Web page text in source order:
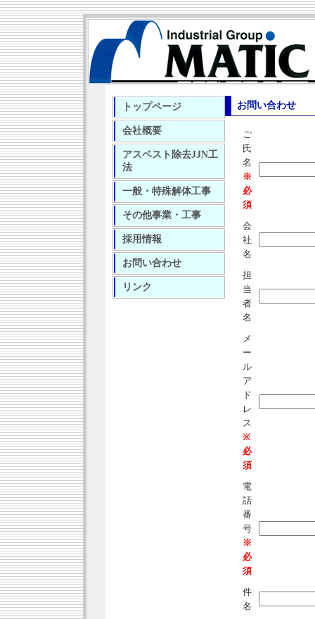
お問い合わせ
ご
氏
名
※
必
須
会
社
名
担
当
者
名
メ
ー
ル
ア
ド
レ
ス
※
必
須
電
話
番
号
※
必
須
件
名
トップページ
会社概要
アスベスト除去JJN工
法
一般・特殊解体工事
その他事業・工事
採用情報
お問い合わせ
リンク